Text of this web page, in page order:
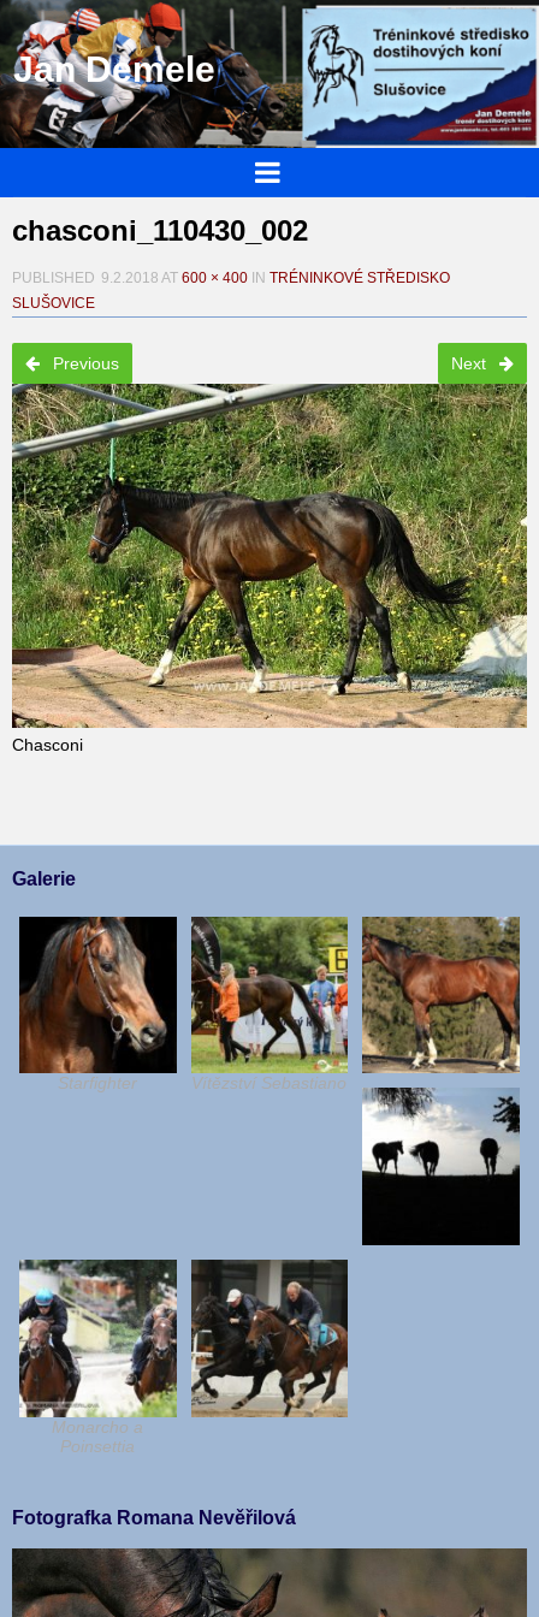
Jan Demele
chasconi_110430_002
PUBLISHED 9.2.2018 AT 600 × 400 IN TRÉNINKOVÉ STŘEDISKO
SLUŠOVICE
Previous Next
Chasconi
Galerie
Starfighter Vítězství Sebastiano
Monarcho a
Poinsettia
Fotografka Romana Nevěřilová